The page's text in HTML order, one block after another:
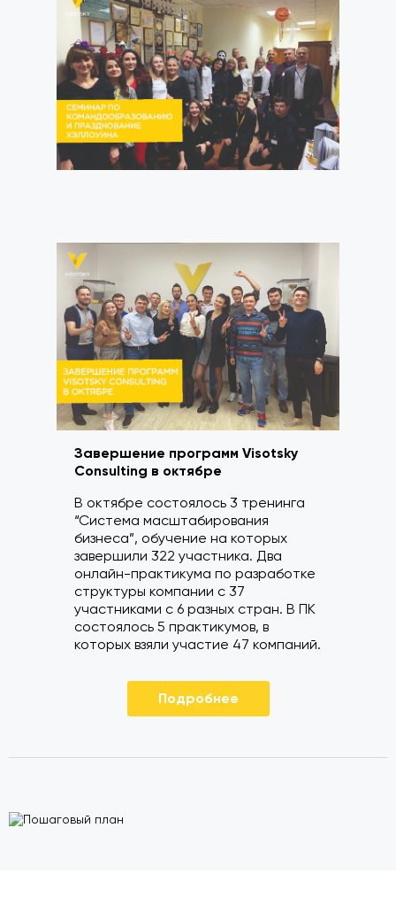
Завершение программ Visotsky
Consulting в октябре
В октябре состоялось 3 тренинга
“Система масштабирования
бизнеса”, обучение на которых
завершили 322 участника. Два
онлайн-практикума по разработке
структуры компании с 37
участниками с 6 разных стран. В ПК
состоялось 5 практикумов, в
которых взяли участие 47 компаний.
Подробнее